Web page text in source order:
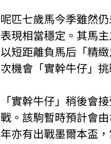
呢匹七歲馬今季雖然
表現相當穩定。其馬
以短距離負馬后「精
次機會「實幹牛仔」
「實幹牛仔」稍後會
戰。該駒暫時預計會
年亦有出戰墨爾本盃